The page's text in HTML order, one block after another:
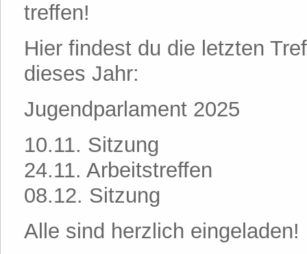
treffen!
Hier findest du die letzten
dieses Jahr:
Jugendparlament 2025
10.11. Sitzung
24.11. Arbeitstreffen
08.12. Sitzung
Alle sind herzlich